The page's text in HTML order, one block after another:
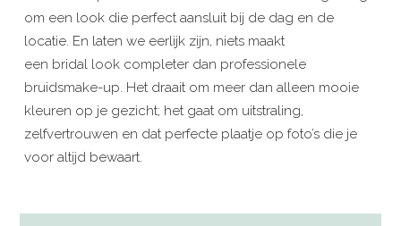
om een look die perfect aansluit bij de dag en de
locatie. En laten we eerlijk zijn, niets maakt
een bridal look completer dan professionele
bruidsmake-up. Het draait om meer dan alleen mooie
kleuren op je gezicht; het gaat om uitstraling,
zelfvertrouwen en dat perfecte plaatje op foto’s die je
voor altijd bewaart.